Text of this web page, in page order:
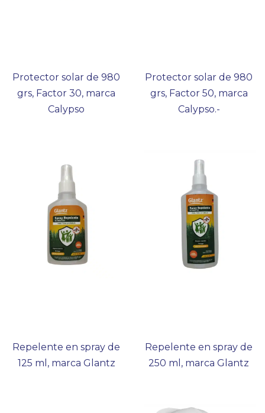
Protector solar de 980
grs, Factor 30, marca
Calypso
Protector solar de 980
grs, Factor 50, marca
Calypso.-
Repelente en spray de
125 ml, marca Glantz
Repelente en spray de
250 ml, marca Glantz